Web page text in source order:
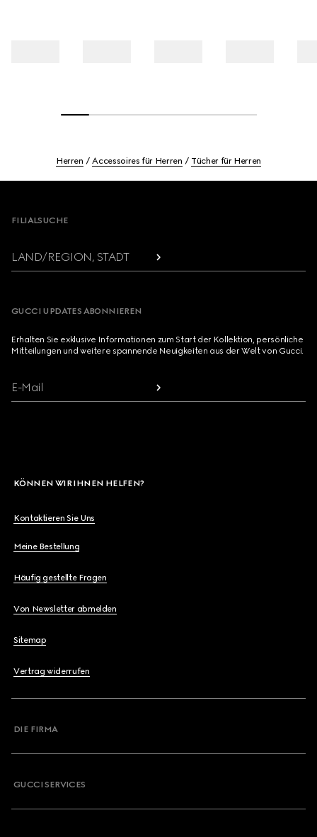
Herren Accessoires für Herren Tücher für Herren
FILIALSUCHE
LAND/REGION, STADT
GUCCI UPDATES ABONNIEREN
Erhalten Sie exklusive Informationen zum Start der Kollektion, persönliche
Mitteilungen und weitere spannende Neuigkeiten aus der Welt von Gucci.
E-Mail
KÖNNEN WIR IHNEN HELFEN?
Kontaktieren Sie Uns
Meine Bestellung
Häufig gestellte Fragen
Von Newsletter abmelden
Sitemap
Vertrag widerrufen
DIE FIRMA
GUCCI SERVICES